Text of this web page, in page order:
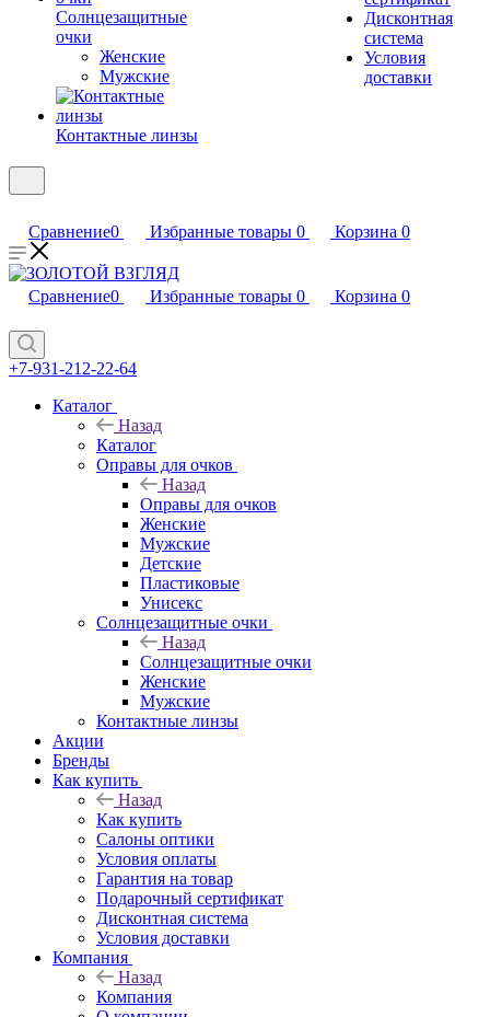
Солнцезащитные
очки
Женские
Мужские
Контактные линзы
Дисконтная
система
Условия
доставки
Сравнение0 Избранные товары 0 Корзина 0
Сравнение0 Избранные товары 0 Корзина 0
+7-931-212-22-64
Каталог
Назад
Каталог
Оправы для очков
Назад
Оправы для очков
Женские
Мужские
Детские
Пластиковые
Унисекс
Солнцезащитные очки
Назад
Солнцезащитные очки
Женские
Мужские
Контактные линзы
Акции
Бренды
Как купить
Назад
Как купить
Салоны оптики
Условия оплаты
Гарантия на товар
Подарочный сертификат
Дисконтная система
Условия доставки
Компания
Назад
Компания